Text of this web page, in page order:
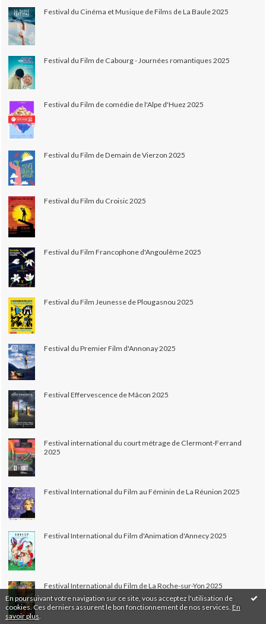
En poursuivant votre navigation sur ce site, vous acceptez l'utilisation de
cookies. Ces derniers assurent le bon fonctionnement de nos services. En
savoir plus
Festival du Cinéma et Musique de Films de La Baule 2025
Festival du Film de Cabourg - Journées romantiques 2025
Festival du Film de comédie de l'Alpe d'Huez 2025
Festival du Film de Demain de Vierzon 2025
Festival du Film du Croisic 2025
Festival du Film Francophone d'Angoulême 2025
Festival du Film Jeunesse de Plougasnou 2025
Festival du Premier Film d'Annonay 2025
Festival Effervescence de Mâcon 2025
Festival international du court métrage de Clermont-Ferrand
2025
Festival International du Film au Féminin de La Réunion 2025
Festival International du Film d'Animation d'Annecy 2025
Festival International du Film de La Roche-sur-Yon 2025